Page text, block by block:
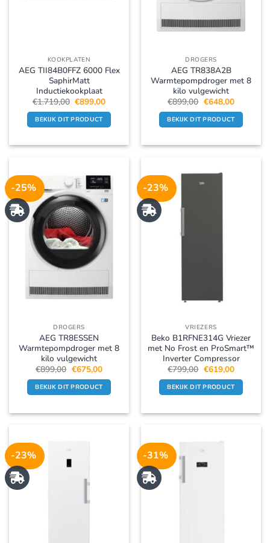
KOOKPLATEN
AEG TII84B0FFZ 6000 Flex
SaphirMatt
Inductiekookplaat
€1.719,00 Oorspronkelijke
prijs
was:
€1.719,00.
€899,00Huidige
prijs
is:
€899,00.
BEKIJK DIT PRODUCT
DROGERS
AEG TR838A2B
Warmtepompdroger met 8
kilo vulgewicht
€899,00 Oorspronkelijke
prijs
was:
€899,00.
€648,00Huidige
prijs
is:
€648,00.
BEKIJK DIT PRODUCT
-25%
DROGERS
AEG TR8ESSEN
Warmtepompdroger met 8
kilo vulgewicht
€899,00 Oorspronkelijke
prijs
was:
€899,00.
€675,00Huidige
prijs
is:
€675,00.
BEKIJK DIT PRODUCT
-23%
VRIEZERS
Beko B1RFNE314G Vriezer
met No Frost en ProSmart™
Inverter Compressor
€799,00 Oorspronkelijke
prijs
was:
€799,00.
€619,00Huidige
prijs
is:
€619,00.
BEKIJK DIT PRODUCT
-23% -31%